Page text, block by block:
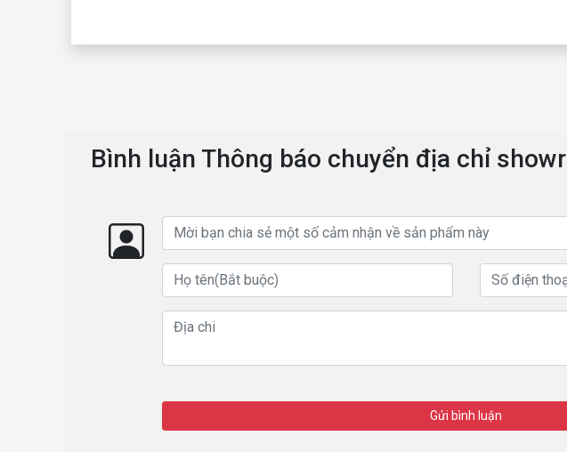
Bình luận Thông báo chuyển địa chỉ
Gửi bình luận